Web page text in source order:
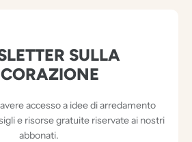
SULLA
accesso a idee di arredamento
e risorse gratuite riservate ai nostri
abbonati.